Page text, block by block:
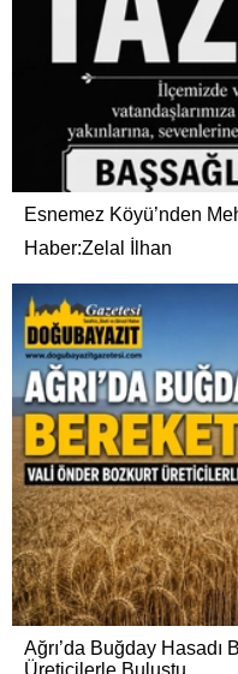
Esnemez Köyü’nden
Haber:Zelal İlhan
Ağrı’da Buğday Hasadı